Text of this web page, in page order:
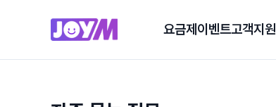
요금제 이벤트고객지원